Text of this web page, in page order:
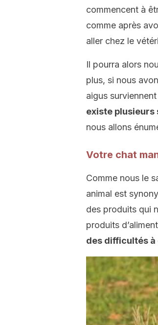
commencent à
comme après
aller chez le
Il pourra alors
plus, si nous
aigus
existe plusieurs
nous allons
Votre chat
Comme nous le
animal est
des produits qui
produits
des difficultés